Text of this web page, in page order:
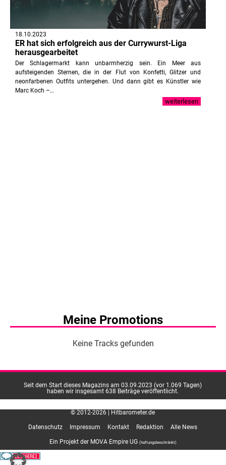
18.10.2023
ER hat sich erfolgreich aus der Currywurst-Liga
herausgearbeitet
Der Schlagermarkt kann unbarmherzig sein. Ein Meer aus
aufsteigenden Sternen, die in der Flut von Konfetti, Glitzer und
neonfarbenen Outfits untergehen. Und dann gibt es Künstler wie
Marc Koch –…
weiterlesen
Meine Promotions
Keine Tracks gefunden
Seit dem Start dieses Magazins am 03.09.2023 (vor 1.069 Tagen)
haben wir insgesamt 638 Beiträge veröffentlicht.
© 2012-2026 | Hitbarometer.de
Ein Projekt der MOVA Empire UG (haftungsbeschränkt)
Datenschutz Impressum Kontakt Redaktion Alle News